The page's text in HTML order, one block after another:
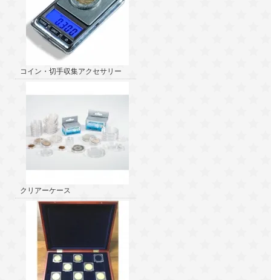
コイン・切手収集アクセサリー
クリアーケース